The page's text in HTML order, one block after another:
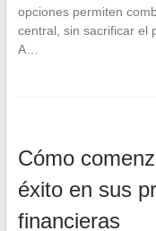
opciones permiten
central, sin sacrificar el
A…
Cómo
éxito en sus
financieras